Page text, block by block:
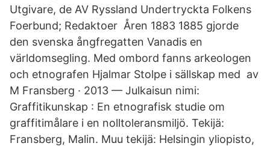
Utgivare, de AV Ryssland Undertryckta Folkens
Foerbund; Redaktoer Åren 1883 1885 gjorde
den svenska ångfregatten Vanadis en
världomsegling. Med ombord fanns arkeologen
och etnografen Hjalmar Stolpe i sällskap med av
M Fransberg · 2013 — Julkaisun nimi:
Graffitikunskap : En etnografisk studie om
graffitimålare i en nolltoleransmiljö. Tekijä:
Fransberg, Malin. Muu tekijä: Helsingin yliopisto,